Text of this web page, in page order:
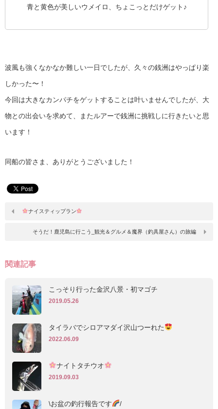
青と黄色が美しいウメイロ、ちょこっとだけゲット♪
波風も強くなかなか難しい一日でしたが、久々の銭洲はやっぱり楽
しかった〜！
今回は大きなカンパチをゲットすることは叶いませんでしたが、大
物との出会いを求めて、またルアーで銭洲に挑戦しに行きたいと思
います！
同船の皆さま、ありがとうございました！
ナイスティップラン
そうだ！鹿児島に行こう_観光＆グルメ＆魔界（釣具屋さん）の旅編
関連記事
こっそり行った金沢八景・初マゴチ
2019.05.26
タイラバでシロアマダイ沢山つーれた
2022.06.09
ナイトタチウオ
2019.09.03
\お盆の釣行報告です /